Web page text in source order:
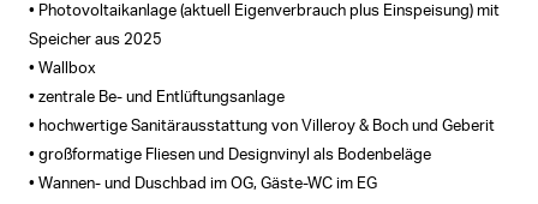
• Photovoltaikanlage (aktuell Eigenverbrauch plus Einspeisung) mit
Speicher aus 2025
• Wallbox
• zentrale Be- und Entlüftungsanlage
• hochwertige Sanitärausstattung von Villeroy & Boch und Geberit
• großformatige Fliesen und Designvinyl als Bodenbeläge
• Wannen- und Duschbad im OG, Gäste-WC im EG